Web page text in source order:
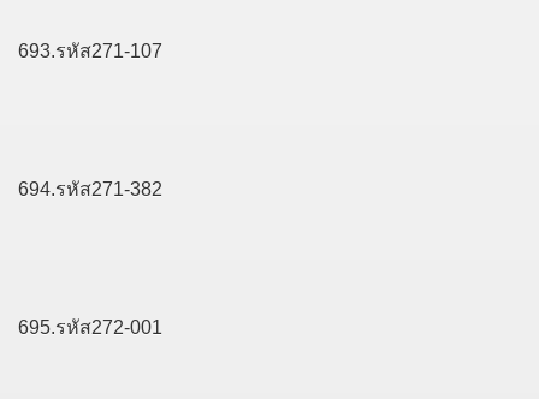
693.รหัส271-107
694.รหัส271-382
695.รหัส272-001